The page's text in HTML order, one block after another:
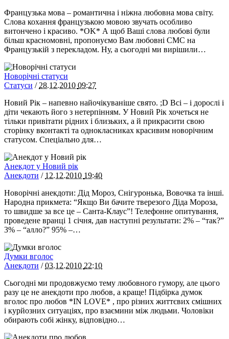
Французька мова – романтична і ніжна любовна мова світу.
Слова кохання французькою мовою звучать особливо
витончено і красиво. *OK* А щоб Ваші слова любові були
більш красномовні, пропонуємо Вам любовні СМС на
Французькій з перекладом. Ну, а сьогодні ми вирішили…
Новорічні статуси
Статуси / 28.12.2010 09:27
Новий Рік – напевно найочікуваніше свято. ;D Всі – і дорослі і
діти чекають його з нетерпінням. У Новий Рік хочеться не
тільки привітати рідних і близьких, а й прикрасити свою
сторінку вконтакті та однокласниках красивим новорічним
статусом. Спеціально для…
Анекдот у Новий рік
Анекдоти / 12.12.2010 19:40
Новорічні анекдоти: Дід Мороз, Снігуронька, Вовочка та інші.
Народна прикмета: “Якщо Ви бачите тверезого Діда Мороза,
то швидше за все це – Санта-Клаус”! Телефонне опитування,
проведене вранці 1 січня, дав наступні результати: 2% – “так?”
3% – “алло?” 95% –…
Думки вголос
Анекдоти /03.12.2010 22:10
Сьогодні ми продовжуємо тему любовного гумору, але цього
разу це не анекдоти про любов, а краще! Підбірка думок
вголос про любов *IN LOVE* , про різних життєвих смішних
і курйозних ситуаціях, про взаємини між людьми. Чоловіки
обирають собі жінку, відповідно…